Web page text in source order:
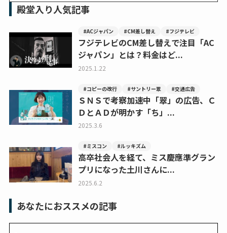
殿堂入り人気記事
#ACジャパン #CM差し替え #フジテレビ
フジテレビのCM差し替えで注目「AC
ジャパン」とは？料金はど...
2025.1.22
#コピーの改行 #サントリー翠 #交通広告
ＳＮＳで考察加速中「翠」の広告、Ｃ
ＤとＡＤが明かす「ち」...
2025.3.6
#ミスコン #ルッキズム
高卒社会人を経て、ミス慶應準グラン
プリになった土川さんに...
2025.6.2
あなたにおススメの記事